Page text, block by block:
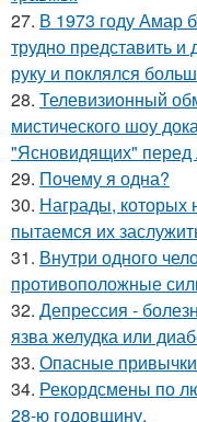
27. В 1973 году Амар
трудно представить
руку и поклялся
28. Телевизионный
мистического шоу
"Ясновидящих" перед
29. Почему я одна?
30. Награды, которых
пытаемся их
31. Внутри одного
противоположные
32. Депрессия -
язва желудка или
33. Опасные
34. Рекордсмены по
28-ю годовщину.